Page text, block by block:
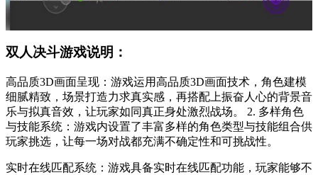
双人决斗游戏说明：
高品质3D画面呈现：游戏运用高品质3D画面技术，角色建模
细腻精致，场景打造力求真实感，再搭配上振奋人心的背景音
乐与拟真音效，让玩家如同真正身处激烈战场。 2. 多样角色
与技能系统：游戏内设置了丰富多样的角色类型与技能组合供
玩家挑选，让每一场对战都充满不确定性和可挑战性。
实时在线匹配系统：游戏具备实时在线匹配功能，玩家能够不